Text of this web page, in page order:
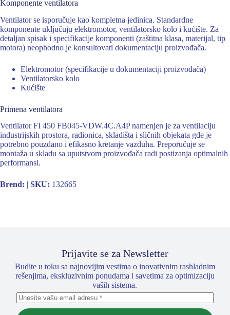
Komponente ventilatora
Ventilator se isporučuje kao kompletna jedinica. Standardne
komponente uključuju elektromotor, ventilatorsko kolo i kućište. Za
detaljan spisak i specifikacije komponenti (zaštitna klasa, materijal, tip
motora) neophodno je konsultovati dokumentaciju proizvođača.
Elektromotor (specifikacije u dokumentaciji proizvođača)
Ventilatorsko kolo
Kućište
Primena ventilatora
Ventilator FI 450 FB045-VDW.4C.A4P namenjen je za ventilaciju
industrijskih prostora, radionica, skladišta i sličnih objekata gde je
potrebno pouzdano i efikasno kretanje vazduha. Preporučuje se
montaža u skladu sa uputstvom proizvođača radi postizanja optimalnih
performansi.
Brend: | SKU: 132665
Prijavite se za Newsletter
Budite u toku sa najnovijim vestima o inovativnim rashladnim
rešenjima, ekskluzivnim ponudama i savetima za optimizaciju
vaših sistema.